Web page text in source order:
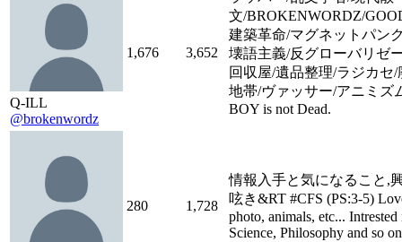
Q-ILL
@brokenwordz
1,676 3,652
文/BROKENWORDZ/
建築革命/マグネットパン
壊語主義/反グローバリゼ
回収屋/遺品整理/ラジカセ
地帯/ヴァッサー/アニミズ
BOY is not Dead.
280 1,728
情報入手と気になること,
呟き&RT #CFS (PS:3-5)
photo, animals, etc...
Science, Philosophy and so